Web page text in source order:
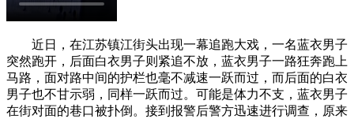
近日，在江苏镇江街头出现一幕追跑大戏，一名蓝衣男子
突然跑开，后面白衣男子则紧追不放，蓝衣男子一路狂奔跑上
马路，面对路中间的护栏也毫不减速一跃而过，而后面的白衣
男子也不甘示弱，同样一跃而过。可能是体力不支，蓝衣男子
在街对面的巷口被扑倒。接到报警后警方迅速进行调查，原来